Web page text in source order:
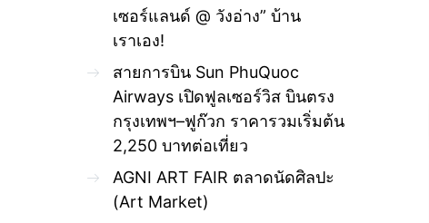
เซอร์แลนด์ @ วังอ่าง” บ้าน
เราเอง!
สายการบิน Sun PhuQuoc
Airways เปิดฟูลเซอร์วิส บินตรง
กรุงเทพฯ–ฟูก๊วก ราคารวมเริ่มต้น
2,250 บาทต่อเที่ยว
AGNI ART FAIR ตลาดนัดศิลปะ
(Art Market)